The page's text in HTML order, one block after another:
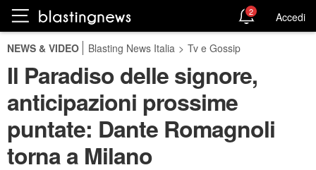
2 Accedi
NEWS & VIDEO Blasting News Italia > Tv e Gossip
Il Paradiso delle signore,
anticipazioni prossime
puntate: Dante Romagnoli
torna a Milano